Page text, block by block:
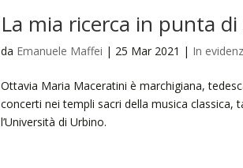
La mia ricerca in punta
da Emanuele Maffei | 25 Mar 2021 | In
Ottavia Maria Maceratini è marchigiana,
concerti nei templi sacri della musica classica,
l’Università di Urbino.